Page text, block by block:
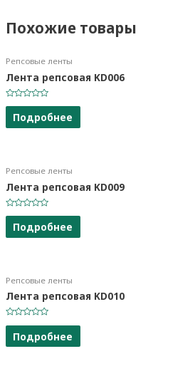
Похожие товары
Репсовые ленты
Лента репсовая KD006
Оценка
5
Подробнее
Репсовые ленты
Лента репсовая KD009
Оценка
5
Подробнее
Репсовые ленты
Лента репсовая KD010
Оценка
5
Подробнее